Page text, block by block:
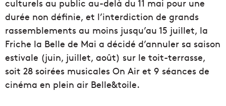
culturels au public au-delà du 11 mai pour une
durée non définie, et l’interdiction de grands
rassemblements au moins jusqu’au 15 juillet, la
Friche la Belle de Mai a décidé d’annuler sa saison
estivale (juin, juillet, août) sur le toit-terrasse,
soit 28 soirées musicales On Air et 9 séances de
cinéma en plein air Belle&toile.